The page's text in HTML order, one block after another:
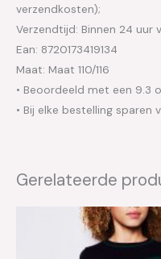
verzendkosten);
Verzendtijd: Binnen 24 uur
Ean: 8720173419134
Maat: Maat 110/116
• Beoordeeld met een 9.3
• Bij elke bestelling
Gerelateerde
Oorspronkelijke
€49.95.
Huidige
prijs
is:
€25.00.